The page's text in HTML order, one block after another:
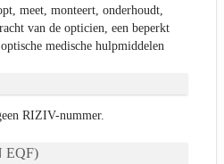
meet, monteert, onderhoudt,
van de opticien, een beperkt
medische hulpmiddelen
RIZIV-nummer.
EQF)